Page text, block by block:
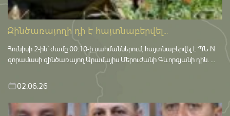
Զինծառայողի դի է հայտնաբերվել...
Հունիսի 2-ին՝ ժամը 00:10-ի սահմաններում, հայտնաբերվել է ՊՆ N
զորամասի զինծառայող Արամայիս Մերուժանի Գևորգյանի դին. ...
02.06.26